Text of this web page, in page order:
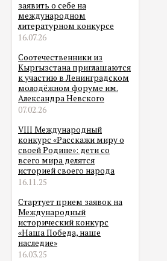
заявить о себе на
международном
литературном конкурсе
16.07.26
Соотечественники из
Кыргызстана приглашаются
к участию в Ленинградском
молодёжном форуме им.
Александра Невского
07.02.26
VIII Международный
конкурс «Расскажи миру о
своей Родине»: дети со
всего мира делятся
историей своего народа
16.11.25
Стартует прием заявок на
Международный
исторический конкурс
«Наша Победа, наше
наследие»
16.03.25